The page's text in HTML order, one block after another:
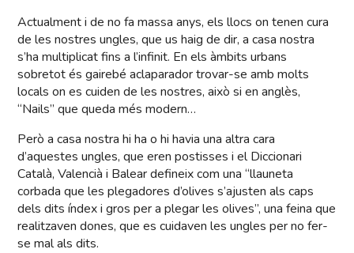
Actualment i de no fa massa anys, els llocs on tenen cura
de les nostres ungles, que us haig de dir, a casa nostra
s’ha multiplicat fins a l’infinit. En els àmbits urbans
sobretot és gairebé aclaparador trovar-se amb molts
locals on es cuiden de les nostres, això si en anglès,
“Nails” que queda més modern…
Però a casa nostra hi ha o hi havia una altra cara
d’aquestes ungles, que eren postisses i el Diccionari
Català, Valencià i Balear defineix com una “llauneta
corbada que les plegadores d’olives s’ajusten als caps
dels dits índex i gros per a plegar les olives”, una feina que
realitzaven dones, que es cuidaven les ungles per no fer-
se mal als dits.